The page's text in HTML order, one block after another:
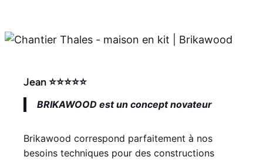
Jean ⭐⭐⭐⭐⭐
BRIKAWOOD est un concept novateur
Brikawood correspond parfaitement à nos
besoins techniques pour des constructions